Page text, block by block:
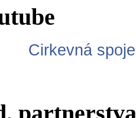
Cirkevná